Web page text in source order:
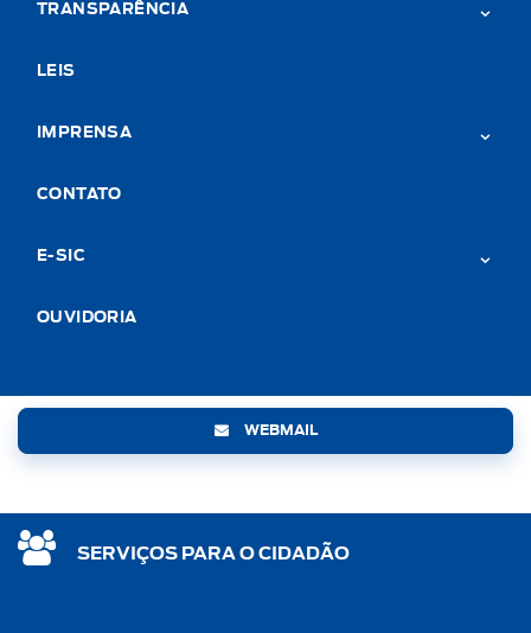
TRANSPARÊNCIA
LEIS
IMPRENSA
CONTATO
E-SIC
OUVIDORIA
WEBMAIL
SERVIÇOS PARA O CIDADÃO